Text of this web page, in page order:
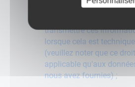
recevoir des données
transmettre ces
lorsque cela est
(veuillez noter que ce
applicable qu'aux
nous avez fournies) ;